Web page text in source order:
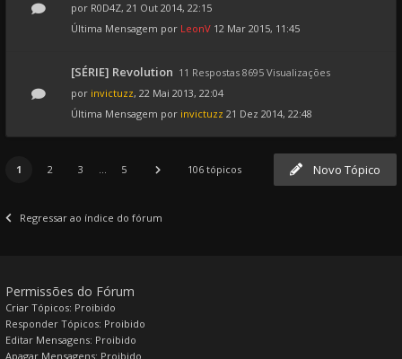
por R0D4Z, 21 Out 2014, 22:15
Última Mensagem por LeonV 12 Mar 2015, 11:45
[SÉRIE] Revolution 11 Respostas 8695 Visualizações
por invictuzz, 22 Mai 2013, 22:04
Última Mensagem por invictuzz 21 Dez 2014, 22:48
Novo Tópico
1 2 3 ... 5 106 tópicos
Regressar ao índice do fórum
Permissões do Fórum
Criar Tópicos: Proibido
Responder Tópicos: Proibido
Editar Mensagens: Proibido
Apagar Mensagens: Proibido